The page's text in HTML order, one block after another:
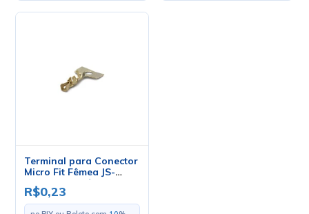
Terminal para Conector
Micro Fit Fêmea JS-
1126-T - Unitário
R$0,23